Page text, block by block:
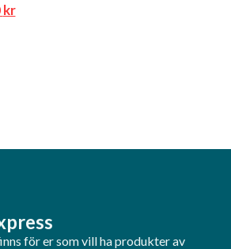
kr
för er som vill ha produkter av